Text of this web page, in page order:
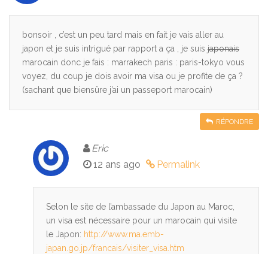
bonsoir , c’est un peu tard mais en fait je vais aller au
japon et je suis intrigué par rapport a ça , je suis japonais
marocain donc je fais : marrakech paris : paris-tokyo vous
voyez, du coup je dois avoir ma visa ou je profite de ça ?
(sachant que biensûre j’ai un passeport marocain)
RÉPONDRE
Eric
12 ans ago
Permalink
Selon le site de l’ambassade du Japon au Maroc,
un visa est nécessaire pour un marocain qui visite
le Japon: http://www.ma.emb-
japan.go.jp/francais/visiter_visa.htm